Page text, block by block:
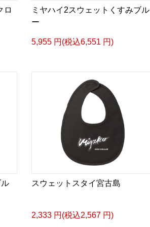
ロ
ミヤハイ2スウェットくすみブル
ー
5,955 円(税込6,551 円)
スウェットスタイ宮古島
2,333 円(税込2,567 円)